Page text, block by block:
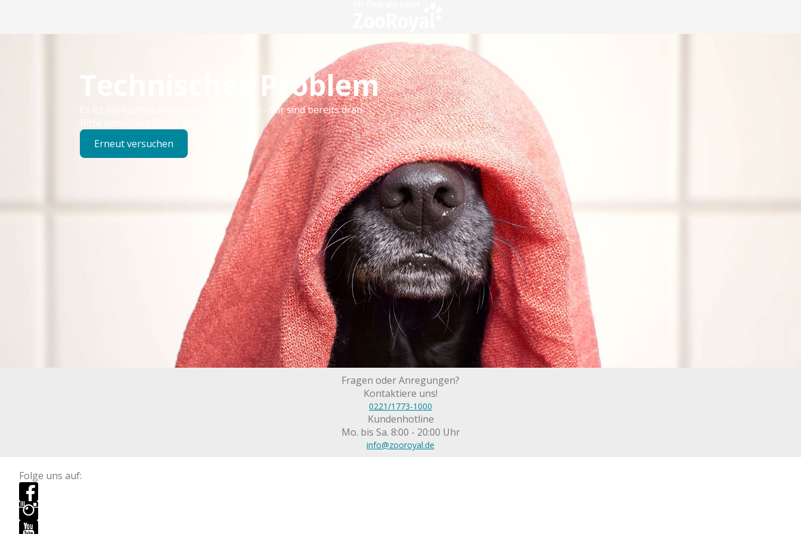
Technisches Problem
Es ist ein technischer Fehler aufgetreten – wir sind bereits dran.
Bitte versuchen Sie es später erneut.
Erneut versuchen
Fragen oder Anregungen?
Kontaktiere uns!
0221/1773-1000
Kundenhotline
Mo. bis Sa. 8:00 - 20:00 Uhr
info@zooroyal.de
Folge uns auf: